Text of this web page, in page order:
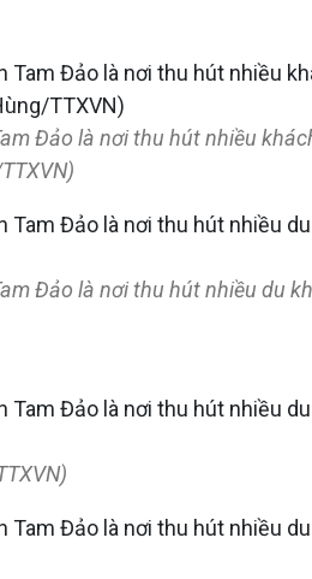
Đảo là nơi thu hút nhiều
Đảo là nơi thu hút nhiều du